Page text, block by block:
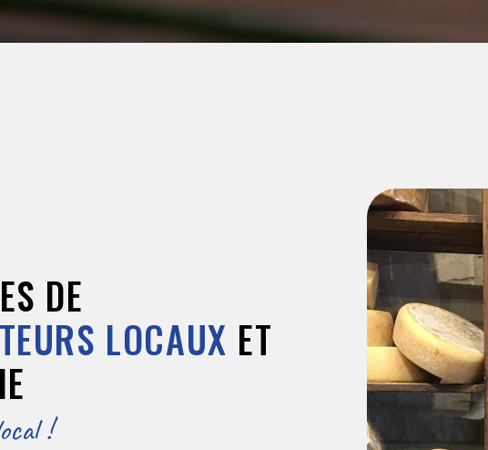
DE
LOCAUX ET
!